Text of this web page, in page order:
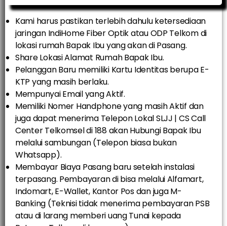
Kami harus pastikan terlebih dahulu ketersediaan
jaringan IndiHome Fiber Optik atau ODP Telkom di
lokasi rumah Bapak Ibu yang akan di Pasang.
Share Lokasi Alamat Rumah Bapak Ibu.
Pelanggan Baru memiliki Kartu Identitas berupa E-
KTP yang masih berlaku.
Mempunyai Email yang Aktif.
Memiliki Nomer Handphone yang masih Aktif dan
juga dapat menerima Telepon Lokal SLJJ | CS Call
Center Telkomsel di 188 akan Hubungi Bapak Ibu
melalui sambungan (Telepon biasa bukan
Whatsapp).
Membayar Biaya Pasang baru setelah instalasi
terpasang. Pembayaran di bisa melalui Alfamart,
Indomart, E-Wallet, Kantor Pos dan juga M-
Banking (Teknisi tidak menerima pembayaran PSB
atau di larang memberi uang Tunai kepada